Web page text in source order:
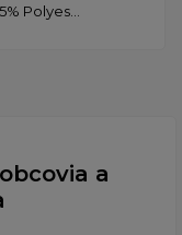
Polyes...
a